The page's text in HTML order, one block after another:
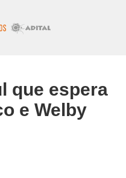
que espera
e Welby